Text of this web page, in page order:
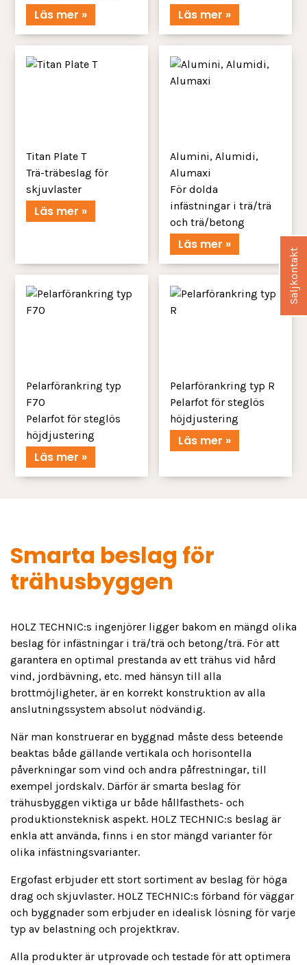
Läs mer » Läs mer »
Titan Plate T
Trä-träbeslag för
skjuvlaster
Läs mer »
Alumini, Alumidi,
Alumaxi
För dolda
infästningar i trä/trä
och trä/betong
Läs mer »
Pelarförankring typ
F70
Pelarfot för steglös
höjdjustering
Läs mer »
Pelarförankring typ R
Pelarfot för steglös
höjdjustering
Läs mer »
Smarta beslag för
trähusbyggen
HOLZ TECHNIC:s ingenjörer ligger bakom en mängd olika
beslag för infästningar i trä/trä och betong/trä. För att
garantera en optimal prestanda av ett trähus vid hård
vind, jordbävning, etc. med hänsyn till alla
brottmöjligheter, är en korrekt konstruktion av alla
anslutningssystem absolut nödvändig.
När man konstruerar en byggnad måste dess beteende
beaktas både gällande vertikala och horisontella
påverkningar som vind och andra påfrestningar, till
exempel jordskalv. Därför är smarta beslag för
trähusbyggen viktiga ur både hållfasthets- och
produktionsteknisk aspekt. HOLZ TECHNIC:s beslag är
enkla att använda, finns i en stor mängd varianter för
olika infästningsvarianter.
Ergofast erbjuder ett stort sortiment av beslag för höga
drag och skjuvlaster. HOLZ TECHNIC:s förband för väggar
och byggnader som erbjuder en idealisk lösning för varje
typ av belastning och projektkrav.
Alla produkter är utprovade och testade för att optimera
Säljkontakt